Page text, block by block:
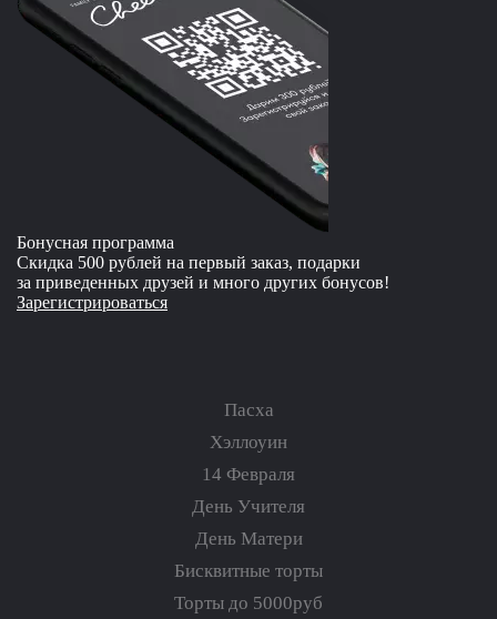
Бонусная программа
Скидка 500 рублей на первый заказ, подарки
за приведенных друзей и много других бонусов!
Зарегистрироваться
Пасха
Хэллоуин
14 Февраля
День Учителя
День Матери
Бисквитные торты
Торты до 5000руб